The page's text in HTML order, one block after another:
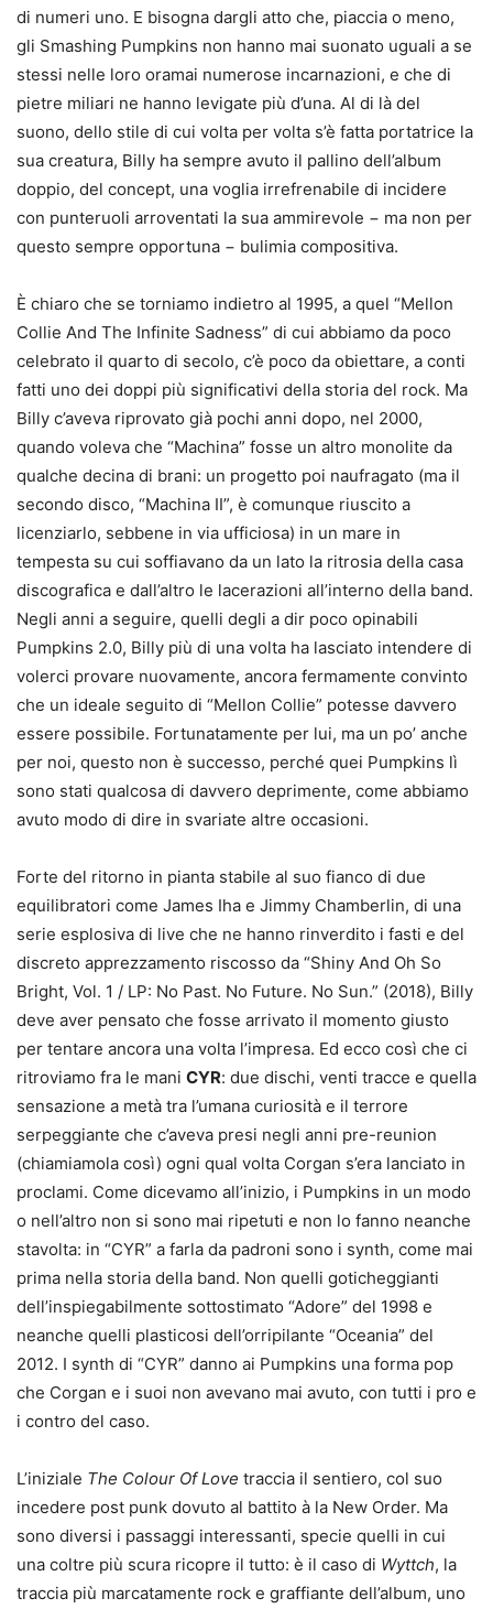
di numeri uno. E bisogna dargli atto che, piaccia o meno,
gli Smashing Pumpkins non hanno mai suonato uguali a se
stessi nelle loro oramai numerose incarnazioni, e che di
pietre miliari ne hanno levigate più d’una. Al di là del
suono, dello stile di cui volta per volta s’è fatta portatrice la
sua creatura, Billy ha sempre avuto il pallino dell’album
doppio, del concept, una voglia irrefrenabile di incidere
con punteruoli arroventati la sua ammirevole − ma non per
questo sempre opportuna − bulimia compositiva.
È chiaro che se torniamo indietro al 1995, a quel “Mellon
Collie And The Infinite Sadness” di cui abbiamo da poco
celebrato il quarto di secolo, c’è poco da obiettare, a conti
fatti uno dei doppi più significativi della storia del rock. Ma
Billy c’aveva riprovato già pochi anni dopo, nel 2000,
quando voleva che “Machina” fosse un altro monolite da
qualche decina di brani: un progetto poi naufragato (ma il
secondo disco, “Machina II”, è comunque riuscito a
licenziarlo, sebbene in via ufficiosa) in un mare in
tempesta su cui soffiavano da un lato la ritrosia della casa
discografica e dall’altro le lacerazioni all’interno della band.
Negli anni a seguire, quelli degli a dir poco opinabili
Pumpkins 2.0, Billy più di una volta ha lasciato intendere di
volerci provare nuovamente, ancora fermamente convinto
che un ideale seguito di “Mellon Collie” potesse davvero
essere possibile. Fortunatamente per lui, ma un po’ anche
per noi, questo non è successo, perché quei Pumpkins lì
sono stati qualcosa di davvero deprimente, come abbiamo
avuto modo di dire in svariate altre occasioni.
Forte del ritorno in pianta stabile al suo fianco di due
equilibratori come James Iha e Jimmy Chamberlin, di una
serie esplosiva di live che ne hanno rinverdito i fasti e del
discreto apprezzamento riscosso da “Shiny And Oh So
Bright, Vol. 1 / LP: No Past. No Future. No Sun.” (2018), Billy
deve aver pensato che fosse arrivato il momento giusto
per tentare ancora una volta l’impresa. Ed ecco così che ci
ritroviamo fra le mani CYR: due dischi, venti tracce e quella
sensazione a metà tra l’umana curiosità e il terrore
serpeggiante che c’aveva presi negli anni pre-reunion
(chiamiamola così) ogni qual volta Corgan s’era lanciato in
proclami. Come dicevamo all’inizio, i Pumpkins in un modo
o nell’altro non si sono mai ripetuti e non lo fanno neanche
stavolta: in “CYR” a farla da padroni sono i synth, come mai
prima nella storia della band. Non quelli goticheggianti
dell’inspiegabilmente sottostimato “Adore” del 1998 e
neanche quelli plasticosi dell’orripilante “Oceania” del
2012. I synth di “CYR” danno ai Pumpkins una forma pop
che Corgan e i suoi non avevano mai avuto, con tutti i pro e
i contro del caso.
L’iniziale The Colour Of Love traccia il sentiero, col suo
incedere post punk dovuto al battito à la New Order. Ma
sono diversi i passaggi interessanti, specie quelli in cui
una coltre più scura ricopre il tutto: è il caso di Wyttch, la
traccia più marcatamente rock e graffiante dell’album, uno